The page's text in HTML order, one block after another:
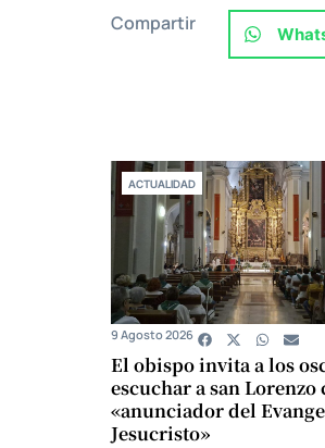
Compartir
ACTUALIDAD
El obispo invita a los
escuchar a san Lorenzo
«anunciador del
Jesucristo»
9 Agosto 2026